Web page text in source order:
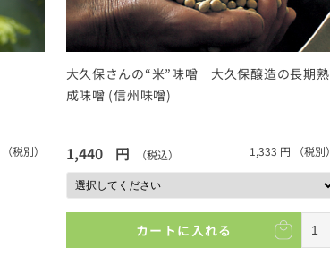
（税別）
大久保さんの“米”味噌 大久保醸造の長期熟
成味噌 (信州味噌)
1,440 円 （税込） 1,333 円 （税別）
カートに入れる